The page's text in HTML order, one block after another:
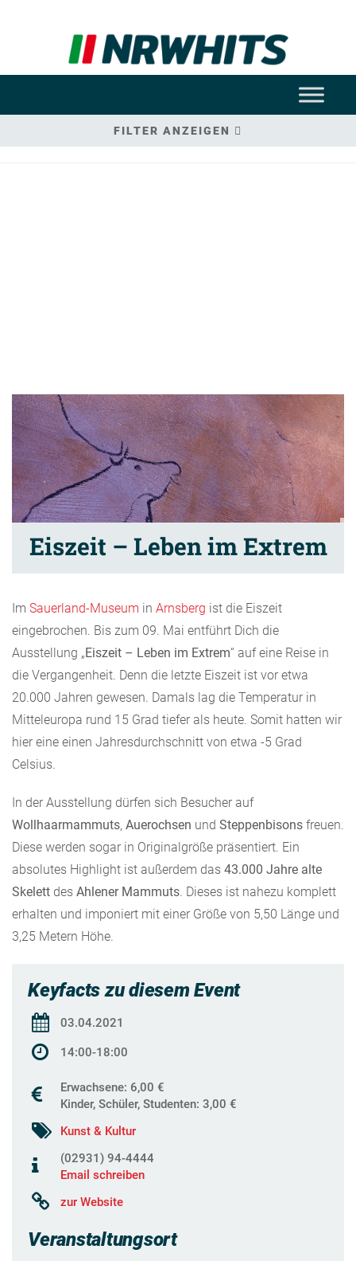
FILTER ANZEIGEN
Eiszeit – Leben im Extrem
Im Sauerland-Museum in Arnsberg ist die Eiszeit
eingebrochen. Bis zum 09. Mai entführt Dich die
Ausstellung „Eiszeit – Leben im Extrem“ auf eine Reise in
die Vergangenheit. Denn die letzte Eiszeit ist vor etwa
20.000 Jahren gewesen. Damals lag die Temperatur in
Mitteleuropa rund 15 Grad tiefer als heute. Somit hatten wir
hier eine einen Jahresdurchschnitt von etwa -5 Grad
Celsius.
In der Ausstellung dürfen sich Besucher auf
Wollhaarmammuts, Auerochsen und Steppenbisons freuen.
Diese werden sogar in Originalgröße präsentiert. Ein
absolutes Highlight ist außerdem das 43.000 Jahre alte
Skelett des Ahlener Mammuts. Dieses ist nahezu komplett
erhalten und imponiert mit einer Größe von 5,50 Länge und
3,25 Metern Höhe.
Keyfacts zu diesem Event
03.04.2021
14:00-18:00
Erwachsene: 6,00 €
Kinder, Schüler, Studenten: 3,00 €
Kunst & Kultur
(02931) 94-4444
Email schreiben
zur Website
Veranstaltungsort